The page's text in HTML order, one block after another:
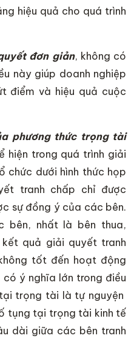
hiệu quả cho quá trình
đơn giản, không có
này giúp doanh nghiệp
điểm và hiệu quả cuộc
phương thức trọng tài
hiện trong quá trình giải
chức dưới hình thức họp
tranh chấp chỉ được
sự đồng ý của các bên.
bên, nhất là bên thua,
quả giải quyết tranh
tốt đến hoạt động
ý nghĩa lớn trong điều
trọng tài là tự nguyện
tụng tại trọng tài kinh tế
dài giữa các bên tranh